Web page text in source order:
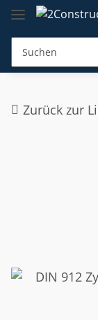
Zurück zur